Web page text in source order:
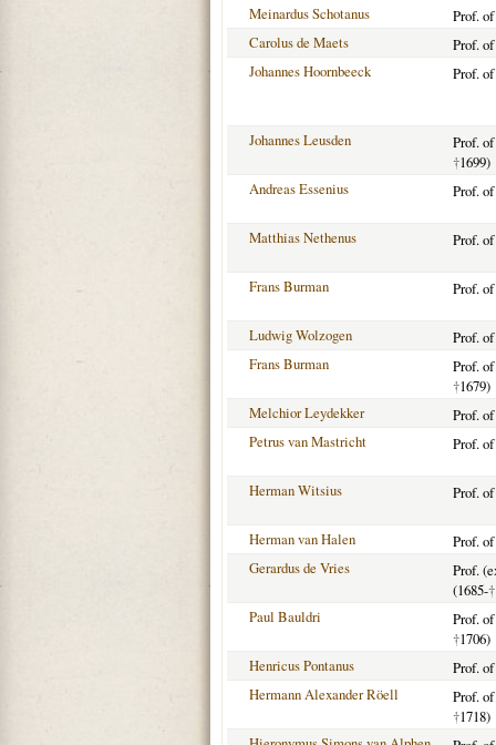
Meinardus Schotanus
Prof.
Carolus de Maets
Prof.
Johannes Hoornbeeck
Prof.
Johannes Leusden
Prof.
†1699)
Andreas Essenius
Prof.
Matthias Nethenus Prof.
Frans Burman Prof.
Ludwig Wolzogen
Prof.
Frans Burman
Prof.
†1679)
Melchior Leydekker
Prof.
Petrus van Mastricht
Prof.
Herman Witsius Prof.
Herman van Halen
Prof.
Gerardus de Vries
Prof.
(1685-†
Paul Bauldri
Prof.
†1706)
Henricus Pontanus
Prof.
Hermann Alexander Röell
Prof.
†1718)